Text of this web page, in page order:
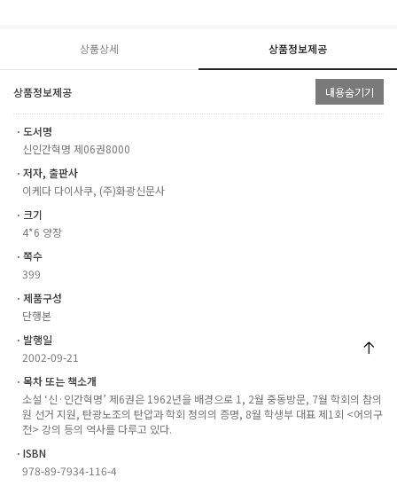
상품상세 상품정보제공
상품정보제공 내용숨기기
ㆍ도서명
신인간혁명 제06권8000
ㆍ저자, 출판사
이케다 다이사쿠, (주)화광신문사
ㆍ크기
4*6 양장
ㆍ쪽수
399
ㆍ제품구성
단행본
ㆍ발행일
2002-09-21
ㆍ목차 또는 책소개
소설 ‘신·인간혁명’ 제6권은 1962년을 배경으로 1, 2월 중동방문, 7월 학회의 참의
원 선거 지원, 탄광노조의 탄압과 학회 정의의 증명, 8월 학생부 대표 제1회 <어의구
전> 강의 등의 역사를 다루고 있다.
ㆍISBN
978-89-7934-116-4